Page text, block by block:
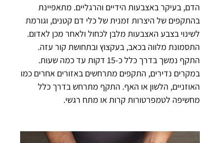
הדם, בעיקר באצבעות הידיים והרגליים. מתאפיינת
בהתקפים של היצרות זמנית של כלי דם קטנים, וגורמת
לשינוי בצבע האצבעות מלבן לכחול ולאחר מכן לאדום.
התסמונת מלווה בכאב, בעקצוץ ובתחושת קור עזה.
התקף נמשך בדרך כלל כ-15 דקות עד כמה שעות.
במקרים נדירים, התקפים מתרחשים באזורים אחרים כמו
האוזניים, הלשון או האף. התקף מתרחש בדרך כלל
מחשיפה לטמפרטורות קרות או מתח רגשי.